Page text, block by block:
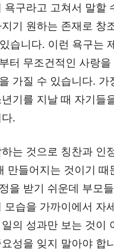
구라고 고쳐서 말할
기 원하는 존재로 창
습니다. 이런 욕구는
터 무조건적인 사랑
가질 수 있습니다. 가
기를 지날 때 자기들
.
는 것으로 칭찬과 인
만들어지는 것이기 때
을 받기 쉬운데 부모
습을 가까이에서 자
의 성과만 보는 것이
성을 잊지 말아야 합